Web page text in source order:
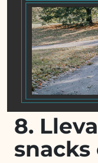
8.